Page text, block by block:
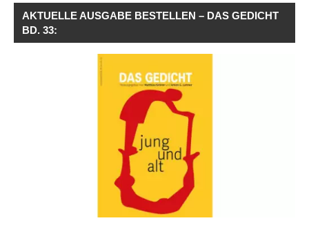
AKTUELLE AUSGABE BESTELLEN – DAS GEDICHT
BD. 33: